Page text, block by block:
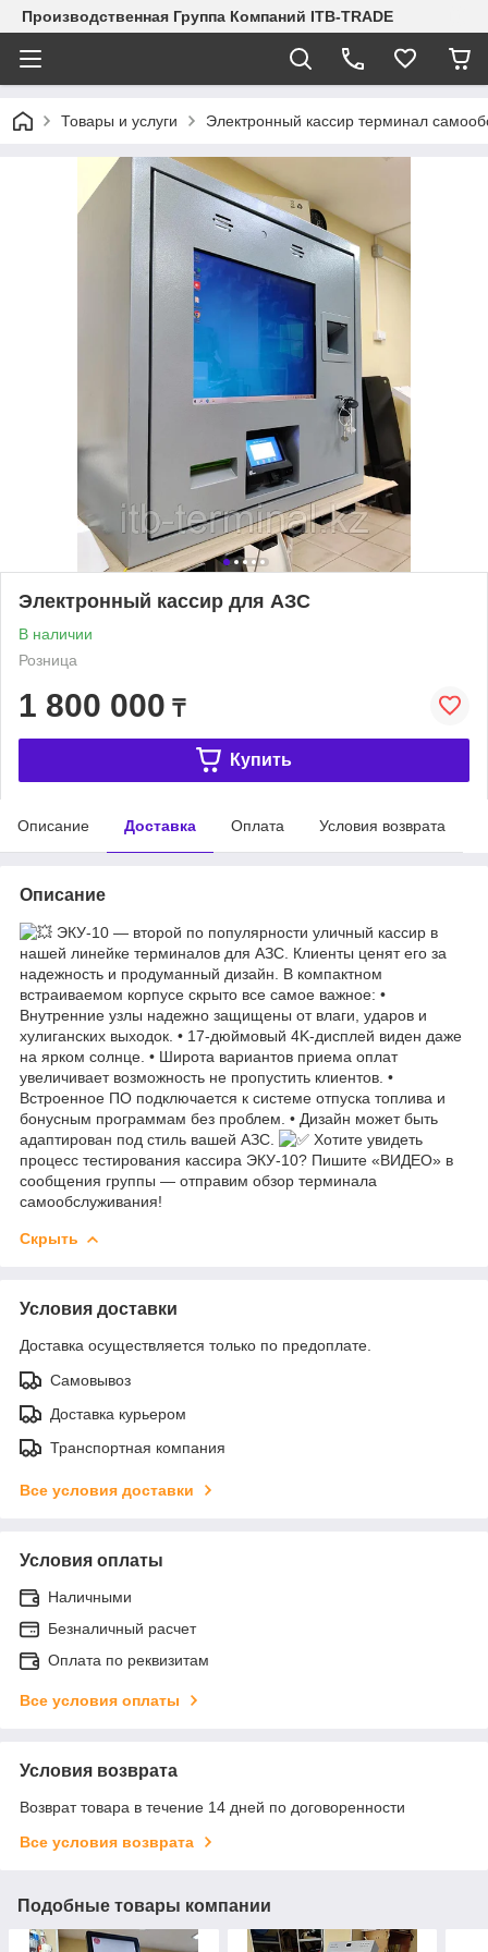
Производственная Группа Компаний ITB-TRADE
Товары и услуги Электронный кассир терминал
Электронный кассир для АЗС
В наличии
Розница
1 800 000 ₸
Купить
Описание Доставка Оплата Условия возврата
Описание
ЭКУ‑10 — второй по популярности уличный кассир в
нашей линейке терминалов для АЗС. Клиенты ценят его за
надежность и продуманный дизайн. В компактном
встраиваемом корпусе скрыто все самое важное: •
Внутренние узлы надежно защищены от влаги, ударов и
хулиганских выходок. • 17‑дюймовый 4K‑дисплей виден даже
на ярком солнце. • Широта вариантов приема оплат
увеличивает возможность не пропустить клиентов. •
Встроенное ПО подключается к системе отпуска топлива и
бонусным программам без проблем. • Дизайн может быть
адаптирован под стиль вашей АЗС.
Хотите увидеть
процесс тестирования кассира ЭКУ‑10? Пишите «ВИДЕО» в
сообщения группы — отправим обзор терминала
самообслуживания!
Скрыть
Условия доставки
Доставка осуществляется только по предоплате.
Самовывоз
Доставка курьером
Транспортная компания
Все условия доставки
Условия оплаты
Наличными
Безналичный расчет
Оплата по реквизитам
Все условия оплаты
Условия возврата
Возврат товара в течение 14 дней по договоренности
Все условия возврата
Подобные товары компании